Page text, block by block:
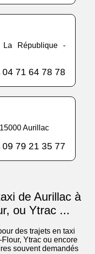
République -
04 71 64 78 78
Aurillac
09 79 21 35 77
de Aurillac à
ou Ytrac ...
des trajets en taxi
Ytrac ou encore
souvent demandés